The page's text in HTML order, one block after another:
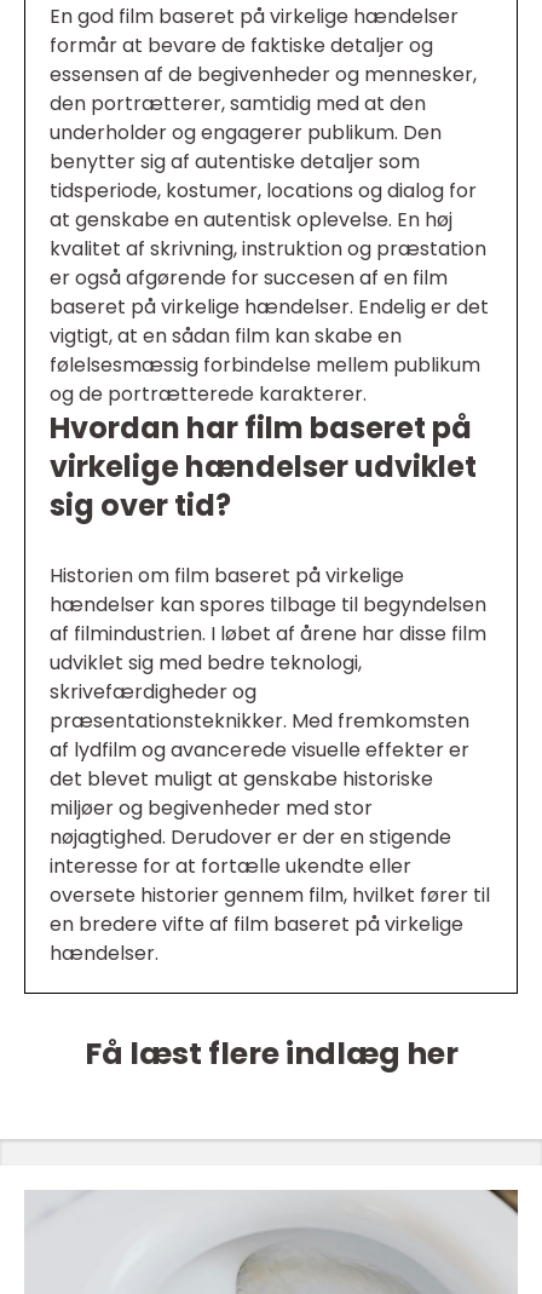
En god film baseret på virkelige hændelser
formår at bevare de faktiske detaljer og
essensen af de begivenheder og mennesker,
den portrætterer, samtidig med at den
underholder og engagerer publikum. Den
benytter sig af autentiske detaljer som
tidsperiode, kostumer, locations og dialog for
at genskabe en autentisk oplevelse. En høj
kvalitet af skrivning, instruktion og præstation
er også afgørende for succesen af en film
baseret på virkelige hændelser. Endelig er det
vigtigt, at en sådan film kan skabe en
følelsesmæssig forbindelse mellem publikum
og de portrætterede karakterer.
Hvordan har film baseret på
virkelige hændelser udviklet
sig over tid?
Historien om film baseret på virkelige
hændelser kan spores tilbage til begyndelsen
af filmindustrien. I løbet af årene har disse film
udviklet sig med bedre teknologi,
skrivefærdigheder og
præsentationsteknikker. Med fremkomsten
af lydfilm og avancerede visuelle effekter er
det blevet muligt at genskabe historiske
miljøer og begivenheder med stor
nøjagtighed. Derudover er der en stigende
interesse for at fortælle ukendte eller
oversete historier gennem film, hvilket fører til
en bredere vifte af film baseret på virkelige
hændelser.
Få læst flere indlæg her